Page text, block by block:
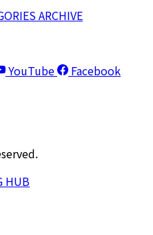
ARCHIVE
YouTube
Facebook
HUB